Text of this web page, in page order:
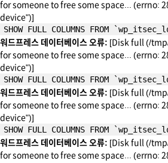
for someone to free some space... (errno:
device")]
SHOW FULL COLUMNS FROM
워드프레스 데이터베이스 오류: [Disk full (/
for someone to free some space... (errno:
device")]
SHOW FULL COLUMNS FROM
워드프레스 데이터베이스 오류: [Disk full (/
for someone to free some space... (errno:
device")]
SHOW FULL COLUMNS FROM
워드프레스 데이터베이스 오류: [Disk full (/
for someone to free some space... (errno: